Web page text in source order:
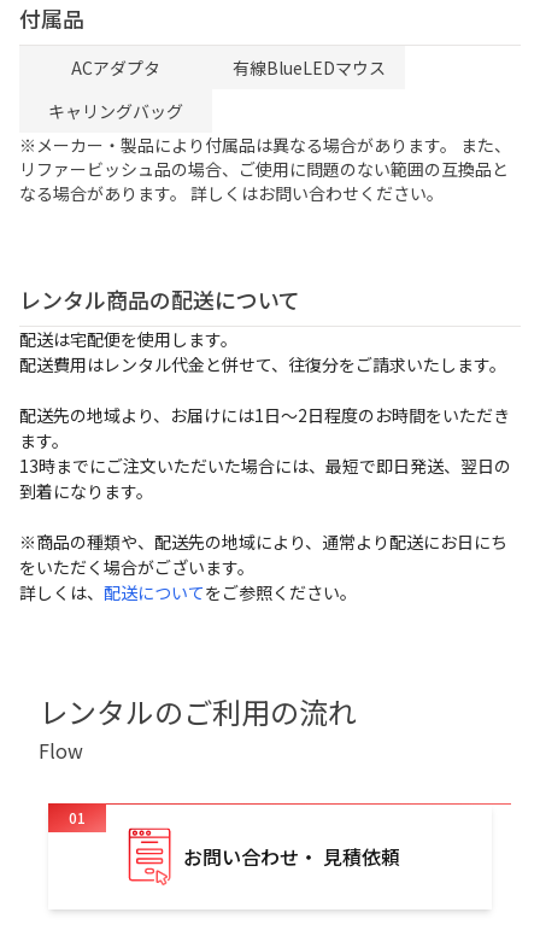
付属品
ACアダプタ
有線BlueLEDマウス
キャリングバッグ
※メーカー・製品により付属品は異なる場合があります。 また、
リファービッシュ品の場合、ご使用に問題のない範囲の互換品と
なる場合があります。 詳しくはお問い合わせください。
レンタル商品の配送について
配送は宅配便を使用します。
配送費用はレンタル代金と併せて、往復分をご請求いたします。
配送先の地域より、お届けには1日～2日程度のお時間をいただき
ます。
13時までにご注文いただいた場合には、最短で即日発送、翌日の
到着になります。
※商品の種類や、配送先の地域により、通常より配送にお日にち
をいただく場合がございます。
詳しくは、 配送についてをご参照ください。
レンタルのご利用の流れ
Flow
01
お問い合わせ・ 見積依頼